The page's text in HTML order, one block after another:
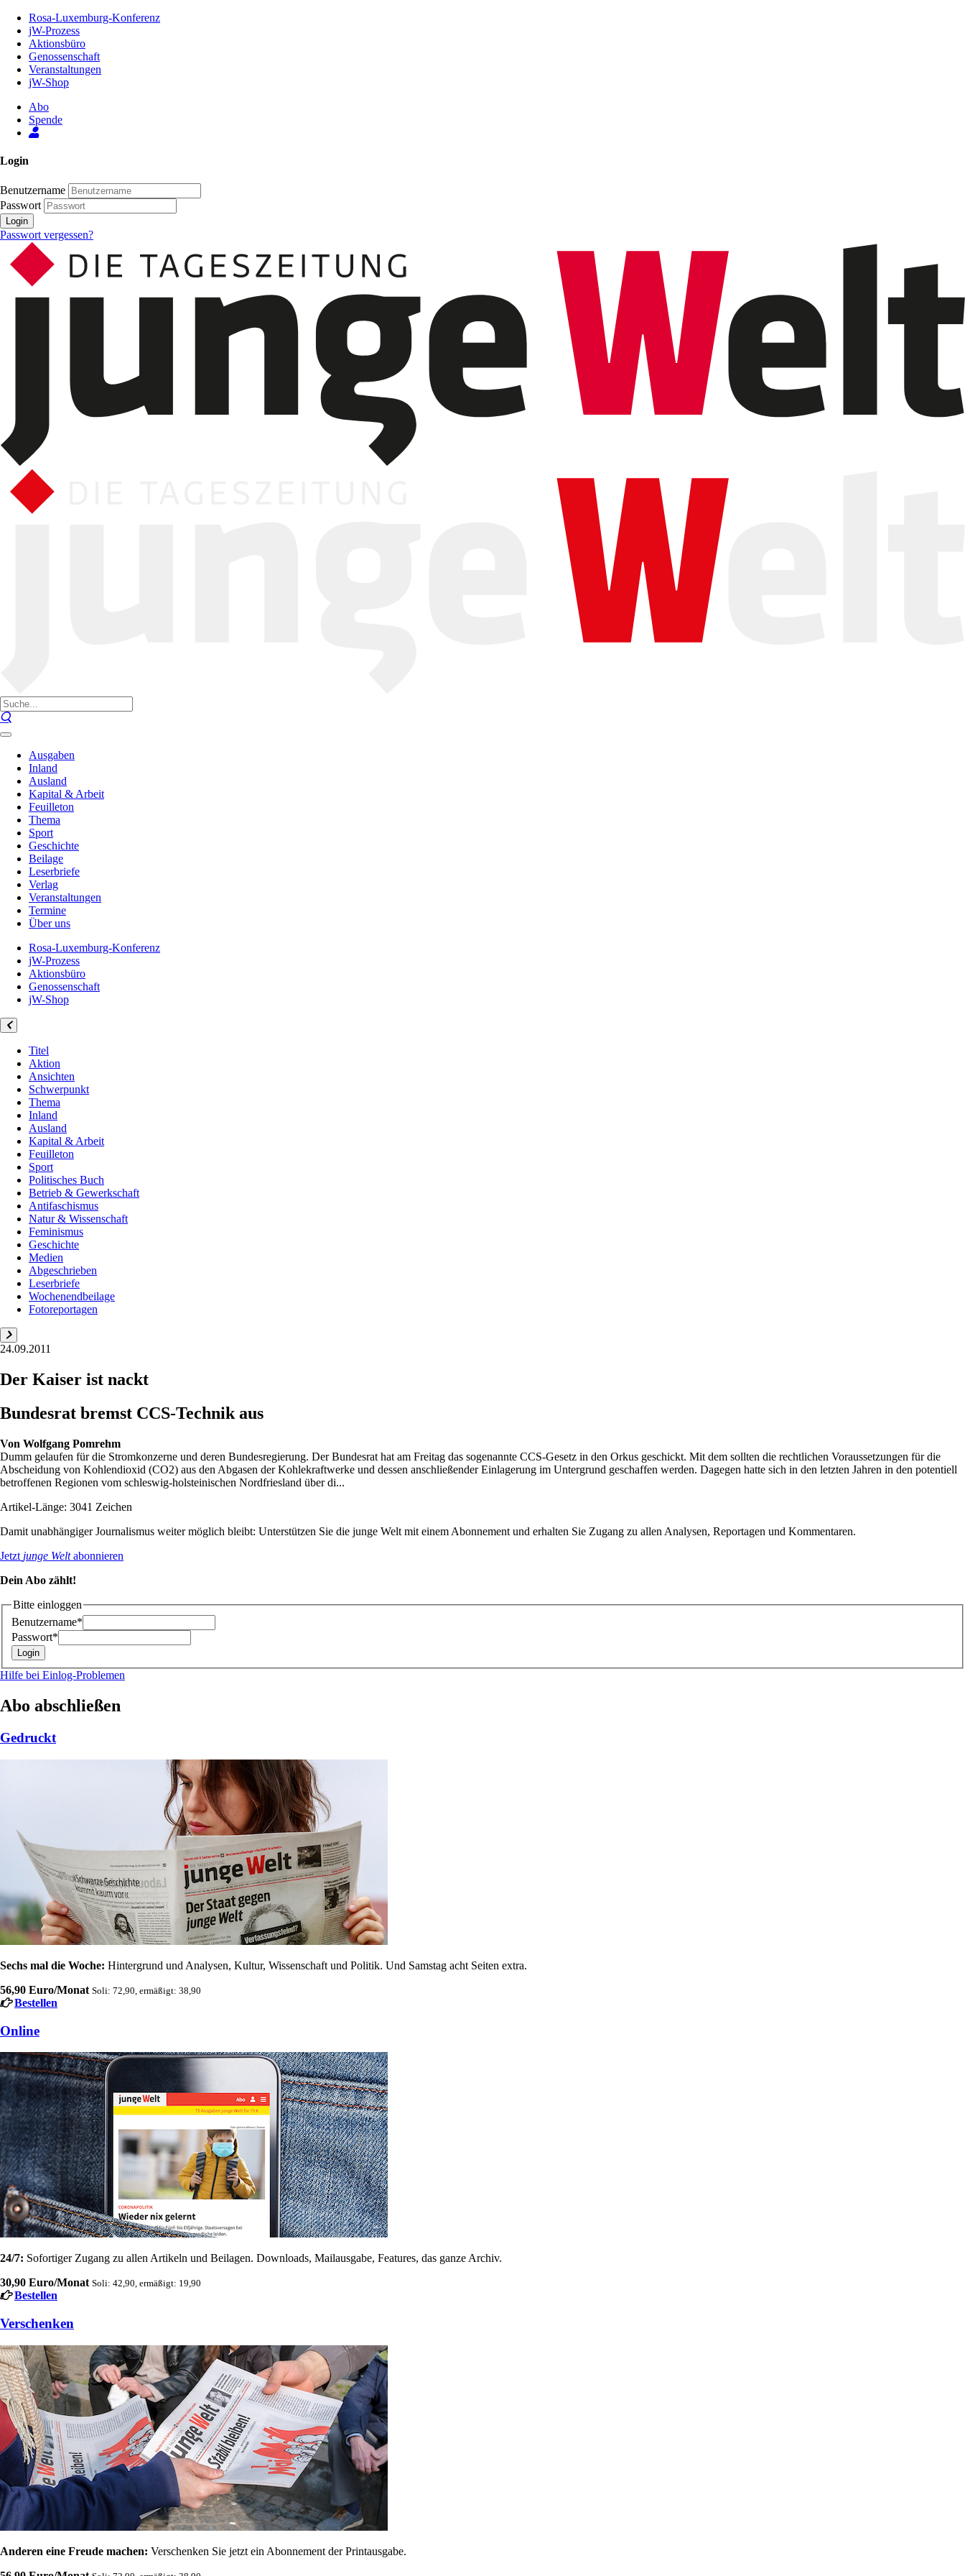
Inhalt
Seite
Rosa-Luxemburg-Konferenz
jW-Prozess
Aktionsbüro
Genossenschaft
Veranstaltungen
jW-Shop
Abo
Spende
Login
Benutzername
Passwort
Login
Passwort vergessen?
Ausgaben
Inland
Ausland
Kapital & Arbeit
Feuilleton
Thema
Sport
Geschichte
Beilage
Leserbriefe
Verlag
Veranstaltungen
Termine
Über uns
Rosa-Luxemburg-Konferenz
jW-Prozess
Aktionsbüro
Genossenschaft
jW-Shop
Titel
Aktion
Ansichten
Schwerpunkt
Thema
Inland
Ausland
Kapital & Arbeit
Feuilleton
Sport
Politisches Buch
Betrieb & Gewerkschaft
Antifaschismus
Natur & Wissenschaft
Feminismus
Geschichte
Medien
Abgeschrieben
Leserbriefe
Wochenendbeilage
Fotoreportagen
24.09.2011
Der Kaiser ist nackt
Bundesrat bremst CCS-Technik aus
Von Wolfgang Pomrehm
Dumm gelaufen für die Stromkonzerne und deren Bundesregierung. Der Bundesrat hat am Freitag das sogenannte CCS-Gesetz in den Orkus geschickt. Mit dem sollten die rechtlichen Voraussetzungen für die
Abscheidung von Kohlendioxid (CO2) aus den Abgasen der Kohlekraftwerke und dessen anschließender Einlagerung im Untergrund geschaffen werden. Dagegen hatte sich in den letzten Jahren in den potentiell
betroffenen Regionen vom schleswig-holsteinischen Nordfriesland über di...
Artikel-Länge: 3041 Zeichen
Damit unabhängiger Journalismus weiter möglich bleibt: Unterstützen Sie die junge Welt mit einem Abonnement und erhalten Sie Zugang zu allen Analysen, Reportagen und Kommentaren.
Jetzt junge Weltabonnieren
Dein Abo zählt!
Bitte einloggen
Benutzername*
Passwort*
Hilfe bei Einlog-Problemen
Abo abschließen
Gedruckt
Sechs mal die Woche: Hintergrund und Analysen, Kultur, Wissenschaft und Politik. Und Samstag acht Seiten extra.
56,90 Euro/Monat Soli: 72,90, ermäßigt: 38,90
Bestellen
Online
24/7: Sofortiger Zugang zu allen Artikeln und Beilagen. Downloads, Mailausgabe, Features, das ganze Archiv.
30,90 Euro/Monat Soli: 42,90, ermäßigt: 19,90
Bestellen
Verschenken
Anderen eine Freude machen: Verschenken Sie jetzt ein Abonnement der Printausgabe.